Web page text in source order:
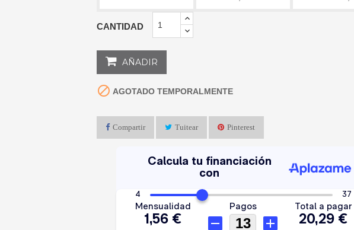
CANTIDAD
AÑADIR
 AGOTADO TEMPORALMENTE
Compartir Tuitear Pinterest